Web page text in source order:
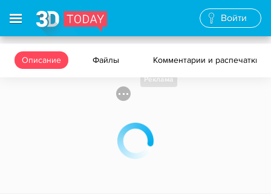
Войти
Описание Файлы Комментарии и распечатки
Реклама